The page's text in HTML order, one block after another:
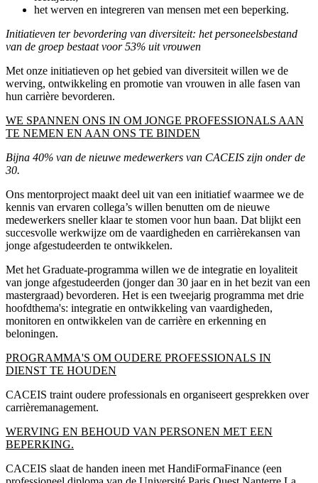
het werven en integreren van mensen met een beperking.
Initiatieven ter bevordering van diversiteit: het personeelsbestand
van de groep bestaat voor 53% uit vrouwen
Met onze initiatieven op het gebied van diversiteit willen we de
werving, ontwikkeling en promotie van vrouwen in alle fasen van
hun carrière bevorderen.
WE SPANNEN ONS IN OM JONGE PROFESSIONALS AAN
TE NEMEN EN AAN ONS TE BINDEN
Bijna 40% van de nieuwe medewerkers van CACEIS zijn onder de
30.
Ons mentorproject maakt deel uit van een initiatief waarmee we de
kennis van ervaren collega’s willen benutten om de nieuwe
medewerkers sneller klaar te stomen voor hun baan. Dat blijkt een
succesvolle werkwijze om de vaardigheden en carrièrekansen van
jonge afgestudeerden te ontwikkelen.
Met het Graduate-programma willen we de integratie en loyaliteit
van jonge afgestudeerden (jonger dan 30 jaar en in het bezit van een
mastergraad) bevorderen. Het is een tweejarig programma met drie
hoofdthema's: integratie en ontwikkeling van vaardigheden,
monitoren en ontwikkelen van de carrière en erkenning en
beloningen.
PROGRAMMA'S OM OUDERE PROFESSIONALS IN
DIENST TE HOUDEN
CACEIS traint oudere professionals en organiseert gesprekken over
carrièremanagement.
WERVING EN BEHOUD VAN PERSONEN MET EEN
BEPERKING.
CACEIS slaat de handen ineen met HandiFormaFinance (een